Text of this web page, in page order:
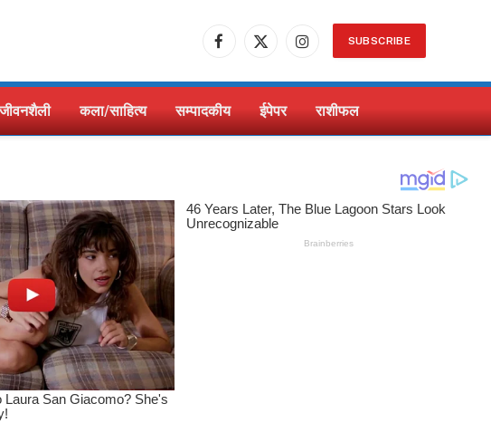
Facebook
X
Instagram
SUBSCRIBE
कला/साहित्य सम्पादकीय ईपेपर राशीफल